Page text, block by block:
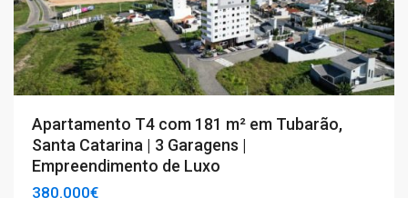
Apartamento T4 com 181 m² em Tubarão,
Santa Catarina | 3 Garagens |
Empreendimento de Luxo
380.000€